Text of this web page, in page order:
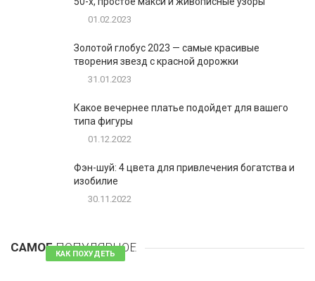
01.02.2023
Золотой глобус 2023 — самые красивые
творения звезд с красной дорожки
31.01.2023
Какое вечернее платье подойдет для вашего
типа фигуры
01.12.2022
Фэн-шуй: 4 цвета для привлечения богатства и
изобилие
30.11.2022
САМОЕПОПУЛЯРНОЕ
КАК ПОХУДЕТЬ 81 комментарий